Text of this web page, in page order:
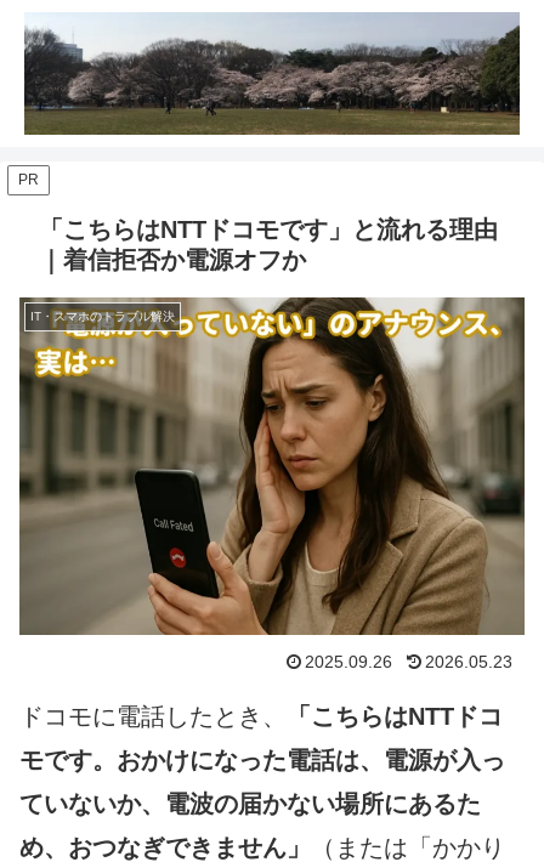
PR
「こちらはNTTドコモです」と流れる理由
｜着信拒否か電源オフか
IT・スマホのトラブル解決
2025.09.26 2026.05.23
ドコモに電話したとき、
「こちらはNTTドコ
モです。おかけになった電話は、電源が入っ
ていないか、電波の届かない場所にあるた
め、おつなぎできません」
（または「かかり